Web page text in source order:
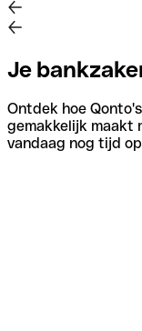
Je
Ontdek hoe
gemakkelijk maakt
vandaag nog tijd